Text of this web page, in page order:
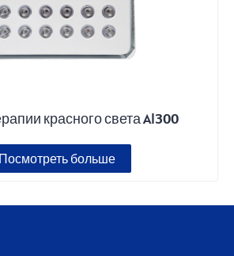
красного света Al300
Посмотреть больше